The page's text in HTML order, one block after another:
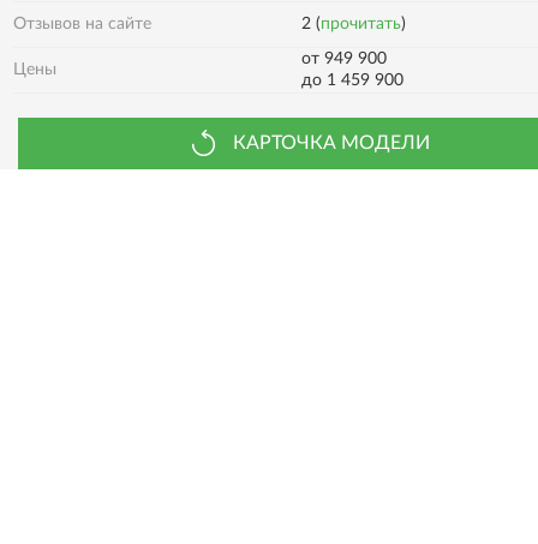
Отзывов на сайте 2 (прочитать)
Цены
от 949 900
до 1 459 900
КАРТОЧКА МОДЕЛИ